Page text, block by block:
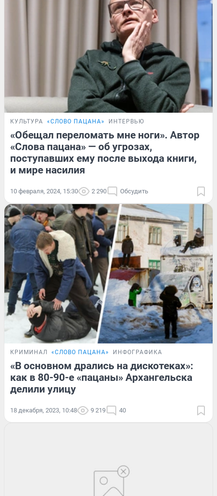
КУЛЬТУРА «СЛОВО ПАЦАНА» ИНТЕРВЬЮ
«Обещал переломать мне ноги». Автор
«Слова пацана» — об угрозах,
поступавших ему после выхода книги,
и мире насилия
10 февраля, 2024, 15:30 2 290 Обсудить
КРИМИНАЛ «СЛОВО ПАЦАНА» ИНФОГРАФИКА
«В основном дрались на дискотеках»:
как в 80-90-е «пацаны» Архангельска
делили улицу
18 декабря, 2023, 10:48 9 219 40